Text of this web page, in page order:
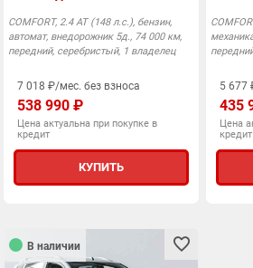
COMFORT, 2.4 АТ (148 л.с.), бензин,
автомат, внедорожник 5д., 74 000 км,
передний, серебристый, 1 владелец
7 018 ₽/мес. без взноса
538 990 ₽
Цена актуальна при покупке в
кредит
КУПИТЬ
5 677
435
Цена
кредит
В наличии